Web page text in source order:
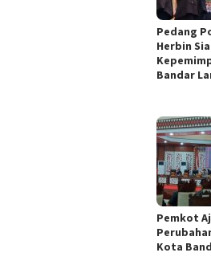
Pedang
Herbin
Bandar
Pemkot
Kota